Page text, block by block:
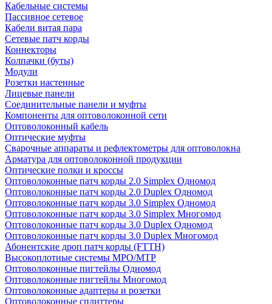
Кабельные системы
Пассивное сетевое
Кабели витая пара
Сетевые патч корды
Коннекторы
Колпачки (буты)
Модули
Розетки настенные
Лицевые панели
Соединительные панели и муфты
Компоненты для оптоволоконной сети
Оптоволоконный кабель
Оптические муфты
Сварочные аппараты и рефлектометры для оптоволокна
Арматура для оптоволоконной продукции
Оптические полки и кроссы
Оптоволоконные патч корды 2.0 Simplex Одномод
Оптоволоконные патч корды 2.0 Duplex Одномод
Оптоволоконные патч корды 3.0 Simplex Одномод
Оптоволоконные патч корды 3.0 Simplex Многомод
Оптоволоконные патч корды 3.0 Duplex Одномод
Оптоволоконные патч корды 3.0 Duplex Многомод
Абонентские дроп патч корды (FTTH)
Высокоплотные системы MPO/MTP
Оптоволоконные пигтейлы Одномод
Оптоволоконные пигтейлы Многомод
Оптоволоконные адаптеры и розетки
Оптоволоконные сплиттеры